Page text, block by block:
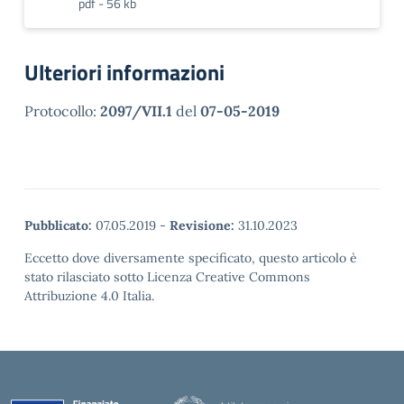
Ulteriori informazioni
Protocollo: 2097/VII.1 del 07-05-2019
Pubblicato: 07.05.2019 - Revisione: 31.10.2023
Eccetto dove diversamente specificato, questo articolo è
stato rilasciato sotto Licenza Creative Commons
Attribuzione 4.0 Italia.